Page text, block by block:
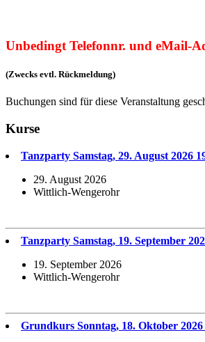
Unbedingt Telefonnr. und eMail-
(Zwecks evtl. Rückmeldung)
Buchungen sind für diese Veranstaltung
Kurse
Tanzparty Samstag, 29. August 2026
29. August 2026
Wittlich-Wengerohr
Tanzparty Samstag, 19. September
19. September 2026
Wittlich-Wengerohr
Grundkurs Sonntag, 18. Oktober